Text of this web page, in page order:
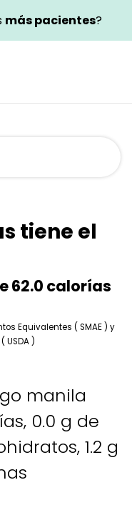
más pacientes?
tiene el
62.0 calorías
Equivalentes ( SMAE ) y
USDA )
manila
0.0 g de
1.2 g